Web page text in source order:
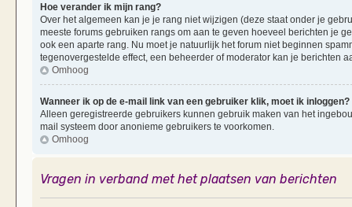
Hoe verander ik mijn rang?
Over het algemeen kan je je rang niet wijzigen (deze staat onder je
meeste forums gebruiken rangs om aan te geven hoeveel berichten je
ook een aparte rang. Nu moet je natuurlijk het forum niet beginnen
tegenovergestelde effect, een beheerder of moderator kan je berichten
Omhoog
Wanneer ik op de e-mail link van een gebruiker klik, moet ik inloggen?
Alleen geregistreerde gebruikers kunnen gebruik maken van het
mail systeem door anonieme gebruikers te voorkomen.
Omhoog
Vragen in verband met het plaatsen van berichten